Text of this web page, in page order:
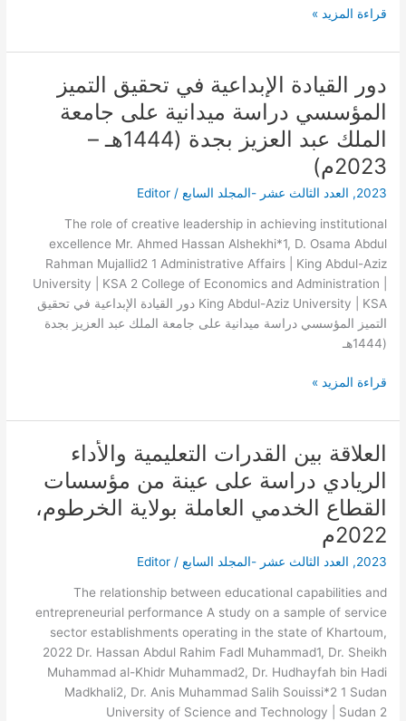
–
قراءة المزيد »
دور القيادة الإبداعية في تحقيق التميز
المؤسسي دراسة ميدانية على جامعة
الملك عبد العزيز بجدة (1444هـ –
2023م)
2023
, العدد الثالث عشر -المجلد السابع /
Editor
The role of creative leadership in achieving institutional
excellence Mr. Ahmed Hassan Alshekhi*1, D. Osama Abdul
Rahman Mujallid2 1 Administrative Affairs | King Abdul-Aziz
University | KSA 2 College of Economics and Administration |
King Abdul-Aziz University | KSA دور القيادة الإبداعية في تحقيق
التميز المؤسسي دراسة ميدانية على جامعة الملك عبد العزيز بجدة
(1444هـ
دور
القيادة
الإبداعية
في
تحقيق
المؤسسي
دراسة
ميدانية
على
جامعة
الملك
عبد
العزيز
(1444هـ
2023م)
قراءة المزيد »
العلاقة بين القدرات التعليمية والأداء
الريادي دراسة على عينة من مؤسسات
القطاع الخدمي العاملة بولاية الخرطوم،
2022م
2023
, العدد الثالث عشر -المجلد السابع /
Editor
The relationship between educational capabilities and
entrepreneurial performance A study on a sample of service
sector establishments operating in the state of Khartoum,
2022 Dr. Hassan Abdul Rahim Fadl Muhammad1, Dr. Sheikh
Muhammad al-Khidr Muhammad2, Dr. Hudhayfah bin Hadi
Madkhali2, Dr. Anis Muhammad Salih Souissi*2 1 Sudan
University of Science and Technology | Sudan 2
العلاقة
بين
القدرات
التعليمية
والأداء
دراسة
على
عينة
من
مؤسسات
القطاع
الخدمي
العاملة